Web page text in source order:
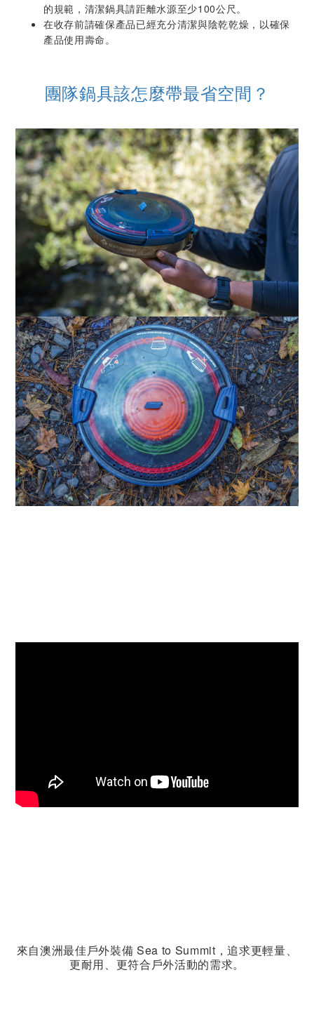
的規範，清潔鍋具請距離水源至少100公尺。
在收存前請確保產品已經充分清潔與陰乾乾燥，以確保
產品使用壽命。
團隊鍋具該怎麼帶最省空間？
來自澳洲最佳戶外裝備 Sea to Summit，追求更輕量、
更耐用、更符合戶外活動的需求。